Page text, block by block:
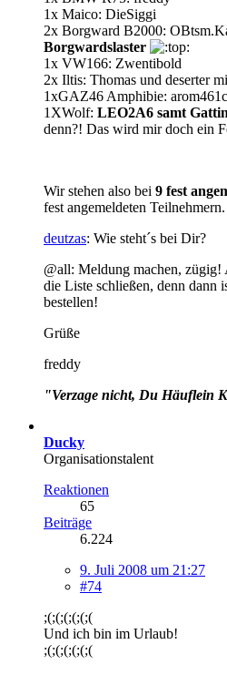
1x Maico: DieSiggi
2x Borgward B2000:
Borgwardslaster
1x VW166: Zwentibold
2x Iltis: Thomas und deserter
1xGAZ46 Amphibie:
1XWolf: LEO2A6 samt
denn?! Das wird mir doch ein
Wir stehen also bei 9 fest
fest angemeldeten Teilnehmern.
deutzas: Wie steht´s bei Dir?
@all: Meldung machen,
die Liste schließen, denn dann
bestellen!
Grüße
freddy
"Verzage nicht, Du Häuflein
Ducky
Organisationstalent
Reaktionen
65
Beiträge
6.224
9. Juli 2008 um 21:27
#74
;(;(;(;(;(;(
Und ich bin im Urlaub!
;(;(;(;(;(;(